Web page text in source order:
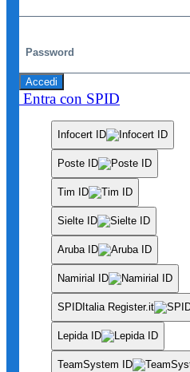
Accedi
Entra con SPID
Infocert ID
Poste ID
Tim ID
Sielte ID
Aruba ID
Namirial ID
SPIDItalia Register.it
Lepida ID
TeamSystem ID